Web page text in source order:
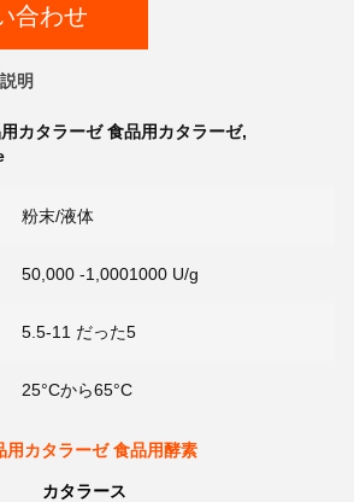
合わせ
明
カタラーゼ 食品用カタラーゼ,
粉末/液体
50,000 -1,0001000 U/g
5.5-11 だった5
25°Cから65°C
用カタラーゼ 食品用酵素
カタラース